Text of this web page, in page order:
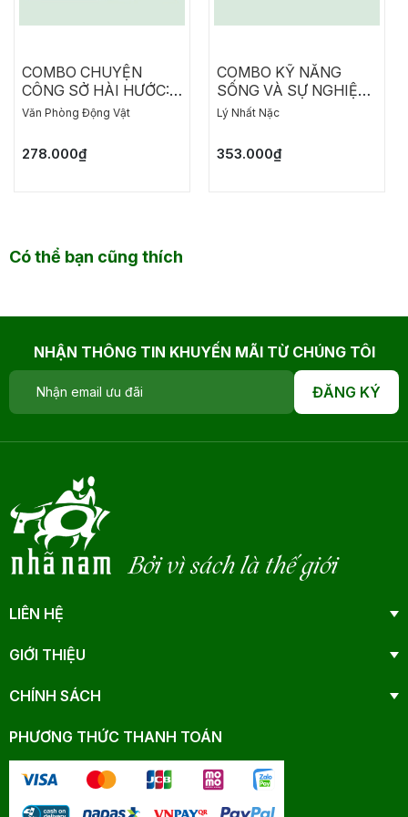
COMBO CHUYỆN
CÔNG SỞ HÀI HƯỚC:
CHO AI GHÉT ĐI LÀM -
ĐẴNG, CHẲNG CÓ
NGÀY NÀO THÍCH
Văn Phòng Động Vật
278.000₫
COMBO KỸ NĂNG
SỐNG VÀ SỰ NGHIỆP:
NHẬT KÝ THĂNG
CƯỜNG - SỨC MẠNH
ĐẾN TỪ ĐÂU
Lý Nhất Nặc
353.000₫
Có thể bạn cũng thích
NHẬN THÔNG TIN KHUYẾN MÃI TỪ CHÚNG TÔI
ĐĂNG KÝ
Bởi vì sách là thế giới
LIÊN HỆ
GIỚI THIỆU
CHÍNH SÁCH
PHƯƠNG THỨC THANH TOÁN